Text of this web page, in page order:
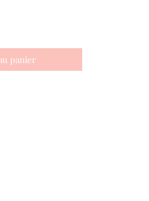
panier